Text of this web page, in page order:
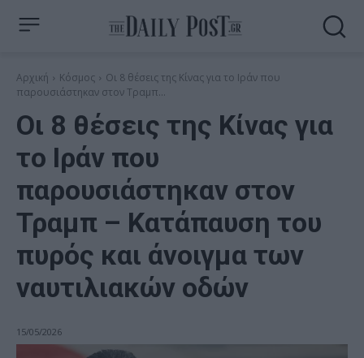
Αρχική Κόσμος
Οι 8 θέσεις της Κίνας για το Ιράν που
παρουσιάστηκαν στον Τραμπ...
Οι 8 θέσεις της Κίνας για
το Ιράν που
παρουσιάστηκαν στον
Τραμπ – Κατάπαυση του
πυρός και άνοιγμα των
ναυτιλιακών οδών
15/05/2026